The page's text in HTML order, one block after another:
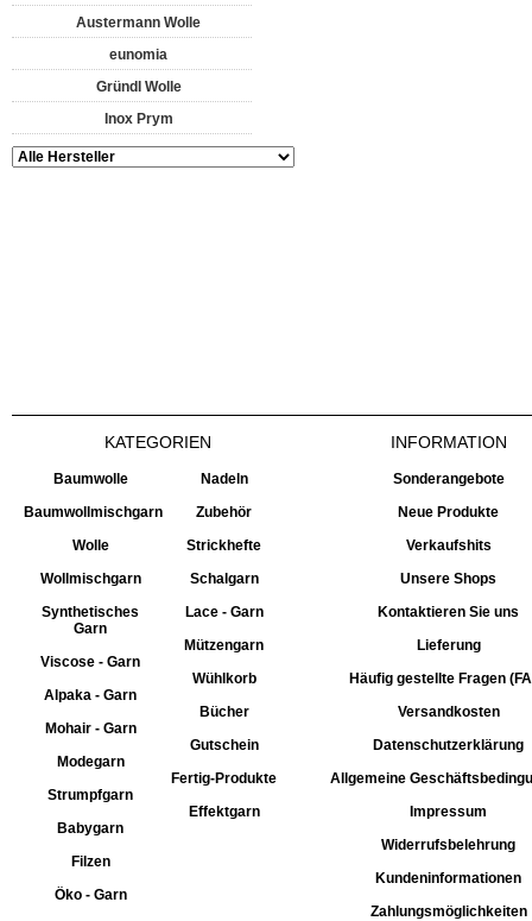
Austermann Wolle
eunomia
Gründl Wolle
Inox Prym
KATEGORIEN
Baumwolle
Baumwollmischgarn
Wolle
Wollmischgarn
Synthetisches
Garn
Viscose - Garn
Alpaka - Garn
Mohair - Garn
Modegarn
Strumpfgarn
Babygarn
Filzen
Öko - Garn
Nadeln
Zubehör
Strickhefte
Schalgarn
Lace - Garn
Mützengarn
Wühlkorb
Bücher
Gutschein
Fertig-Produkte
Effektgarn
INFORMATION
Sonderangebote
Neue Produkte
Verkaufshits
Unsere Shops
Kontaktieren Sie uns
Lieferung
Häufig gestellte Fragen
Versandkosten
Datenschutzerklärung
Allgemeine
Impressum
Widerrufsbelehrung
Kundeninformationen
Zahlungsmöglichkeiten